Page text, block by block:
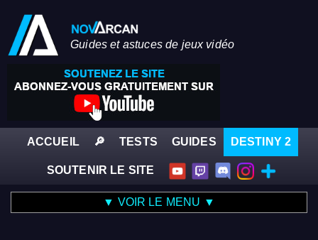
Guides et astuces de jeux vidéo
ACCUEIL 🔎 TESTS GUIDES DESTINY 2
SOUTENIR LE SITE
▼ VOIR LE MENU ▼